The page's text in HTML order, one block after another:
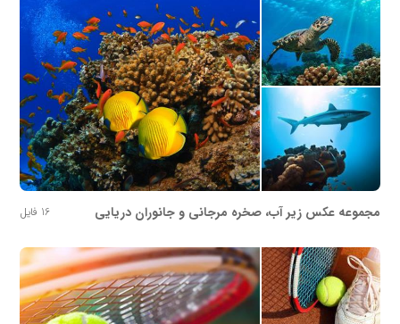
مجموعه عکس زیر آب، صخره مرجانی و جانوران دریایی 16 فایل